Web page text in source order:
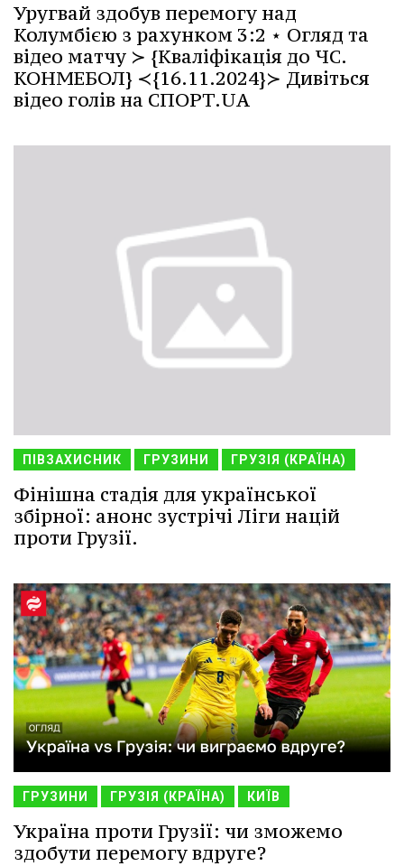
Уругвай здобув перемогу над
Колумбією з рахунком 3:2 ⋆ Огляд та
відео матчу ≻ {Кваліфікація до ЧС.
КОНМЕБОЛ} ≺{16.11.2024}≻ Дивіться
відео голів на СПОРТ.UA
ПІВЗАХИСНИК ГРУЗИНИ ГРУЗІЯ (КРАЇНА)
Фінішна стадія для української
збірної: анонс зустрічі Ліги націй
проти Грузії.
ГРУЗИНИ ГРУЗІЯ (КРАЇНА) КИЇВ
Україна проти Грузії: чи зможемо
здобути перемогу вдруге?